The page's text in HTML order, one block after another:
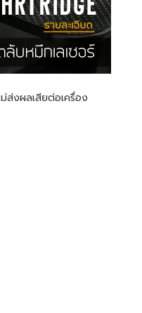
ส่งผลเสียต่อเครื่อง